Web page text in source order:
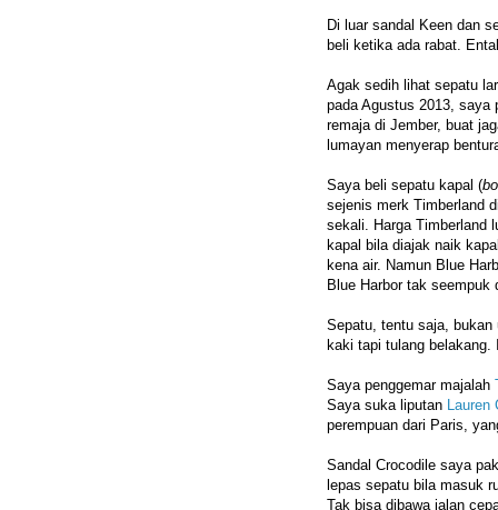
Di luar sandal Keen dan
beli ketika ada rabat.
Agak sedih lihat sepatu
pada Agustus 2013,
remaja di Jember, buat
lumayan menyerap
Saya beli sepatu kapal (
sejenis merk Timberland
sekali. Harga Timberland
kapal bila diajak naik
kena air. Namun Blue
Blue Harbor tak seempuk
Sepatu, tentu saja, bukan
kaki tapi tulang
Saya penggemar majalah
Saya suka liputan Lauren
perempuan dari Paris,
Sandal Crocodile saya
lepas sepatu bila masuk
Tak bisa dibawa jalan